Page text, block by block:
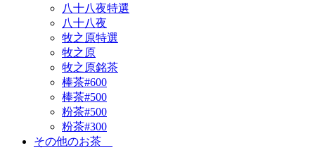
八十八夜特選
八十八夜
牧之原特選
牧之原
牧之原銘茶
棒茶#600
棒茶#500
粉茶#500
粉茶#300
その他のお茶